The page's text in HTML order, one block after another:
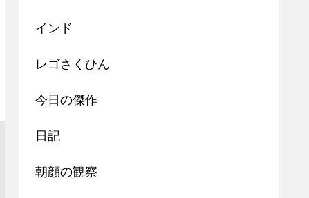
インド
レゴさくひん
今日の傑作
日記
朝顔の観察